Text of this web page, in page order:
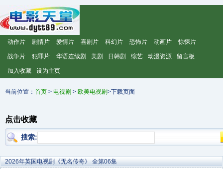
动作片 剧情片 爱情片 喜剧片 科幻片 恐怖片 动画片 惊悚片
战争片 犯罪片 华语连续剧 美剧 日韩剧 综艺 动漫资源 留言板
加入收藏 设为主页
当前位置： 首页 > 电视剧 > 欧美电视剧>下载页面
点击收藏
搜索:
2026年英国电视剧《无名传奇》 全第06集